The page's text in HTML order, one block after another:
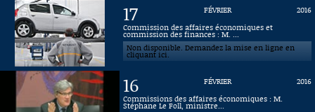
17 FÉVRIER
2016
Commission des affaires économiques et
commission des finances : M. ...
Non disponible. Demandez la mise en ligne en
cliquant ici.
16 FÉVRIER
2016
Commissions des affaires économiques : M.
Stéphane Le Foll, ministre...